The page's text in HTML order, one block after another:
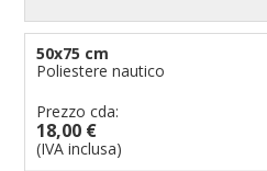
50x75 cm
Poliestere nautico
Prezzo cda:
18,00 €
(IVA inclusa)